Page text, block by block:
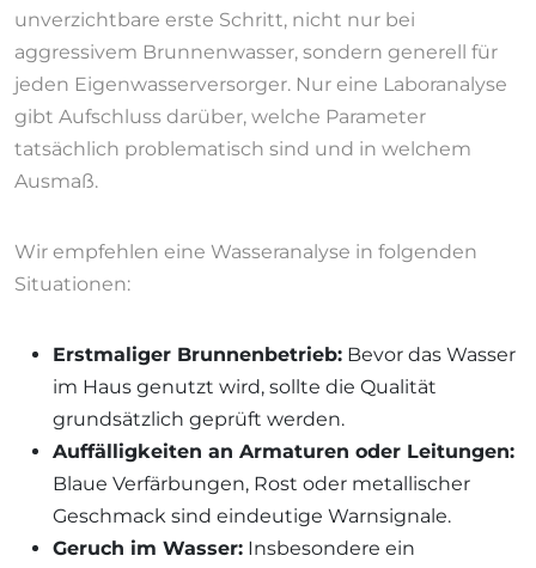
unverzichtbare erste Schritt, nicht nur bei
aggressivem Brunnenwasser, sondern generell für
jeden Eigenwasserversorger. Nur eine Laboranalyse
gibt Aufschluss darüber, welche Parameter
tatsächlich problematisch sind und in welchem
Ausmaß.
Wir empfehlen eine Wasseranalyse in folgenden
Situationen:
Erstmaliger Brunnenbetrieb: Bevor das Wasser
im Haus genutzt wird, sollte die Qualität
grundsätzlich geprüft werden.
Auffälligkeiten an Armaturen oder Leitungen:
Blaue Verfärbungen, Rost oder metallischer
Geschmack sind eindeutige Warnsignale.
Geruch im Wasser: Insbesondere ein